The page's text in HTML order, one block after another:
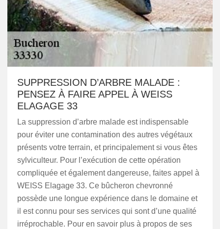
SUPPRESSION D’ARBRE MALADE :
PENSEZ À FAIRE APPEL À WEISS
ELAGAGE 33
La suppression d’arbre malade est indispensable
pour éviter une contamination des autres végétaux
présents votre terrain, et principalement si vous êtes
sylviculteur. Pour l’exécution de cette opération
compliquée et également dangereuse, faites appel à
WEISS Elagage 33. Ce bûcheron chevronné
possède une longue expérience dans le domaine et
il est connu pour ses services qui sont d’une qualité
irréprochable. Pour en savoir plus à propos de ses